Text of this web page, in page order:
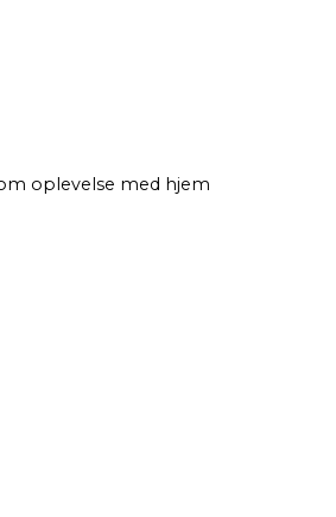
oplevelse med hjem